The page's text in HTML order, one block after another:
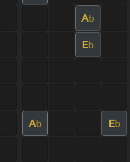
Ab
Eb
Ab Eb